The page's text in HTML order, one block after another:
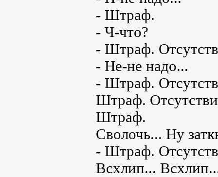
- Штраф.
- Ч-что?
- Штраф.
- Не-не надо...
- Штраф.
Штраф.
Штраф.
Сволочь... Ну
- Штраф.
Всхлип...